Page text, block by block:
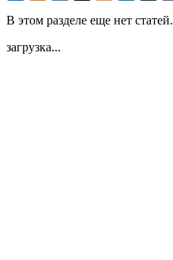
В этом разделе еще нет статей.
загрузка...